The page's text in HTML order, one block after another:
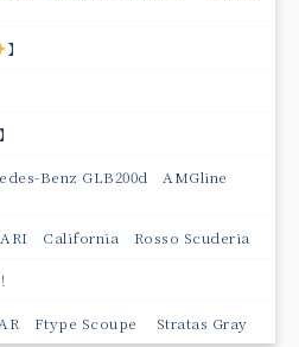
】
】
Benz GLB200d AMGline
California Rosso Scuderia
Ftype Scoupe Stratas Gray